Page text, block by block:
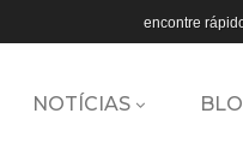
encontre
NOTÍCIAS